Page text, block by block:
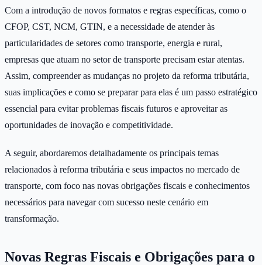
Com a introdução de novos formatos e regras específicas, como o
CFOP, CST, NCM, GTIN, e a necessidade de atender às
particularidades de setores como transporte, energia e rural,
empresas que atuam no setor de transporte precisam estar atentas.
Assim, compreender as mudanças no projeto da reforma tributária,
suas implicações e como se preparar para elas é um passo estratégico
essencial para evitar problemas fiscais futuros e aproveitar as
oportunidades de inovação e competitividade.
A seguir, abordaremos detalhadamente os principais temas
relacionados à reforma tributária e seus impactos no mercado de
transporte, com foco nas novas obrigações fiscais e conhecimentos
necessários para navegar com sucesso neste cenário em
transformação.
Novas Regras Fiscais e Obrigações para o